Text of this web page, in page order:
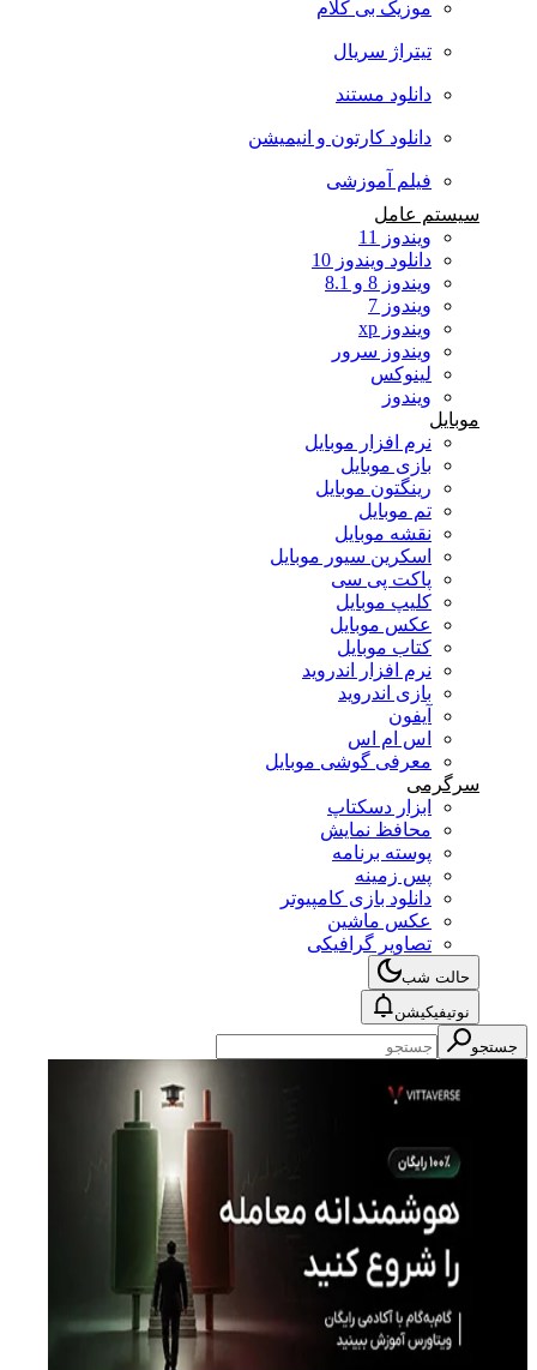
موزیک بی کلام
تیتراژ سریال
دانلود مستند
دانلود کارتون و انیمیشن
فیلم آموزشی
سیستم عامل
ویندوز 11
دانلود ویندوز 10
ویندوز 8 و 8.1
ویندوز 7
ویندوز xp
ویندوز سرور
لینوکس
ویندوز
موبایل
نرم افزار موبایل
بازی موبایل
رینگتون موبایل
تم موبایل
نقشه موبایل
اسکرین سیور موبایل
پاکت پی سی
کلیپ موبایل
عکس موبایل
کتاب موبایل
نرم افزار اندروید
بازی اندروید
آیفون
اس ام اس
معرفی گوشی موبایل
سرگرمی
ابزار دسکتاپ
محافظ نمایش
پوسته برنامه
پس زمینه
دانلود بازی کامپیوتر
عکس ماشین
تصاویر گرافیکی
حالت شب
نوتیفیکیشن
جستجو